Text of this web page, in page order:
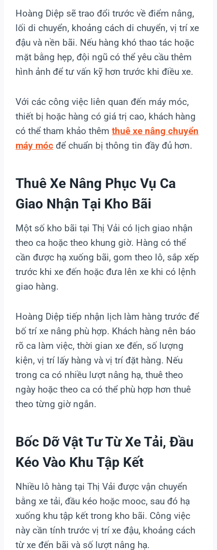
Hoàng Diệp sẽ trao đổi trước về điểm nâng,
lối di chuyển, khoảng cách di chuyển, vị trí xe
đậu và nền bãi. Nếu hàng khó thao tác hoặc
mặt bằng hẹp, đội ngũ có thể yêu cầu thêm
hình ảnh để tư vấn kỹ hơn trước khi điều xe.
Với các công việc liên quan đến máy móc,
thiết bị hoặc hàng có giá trị cao, khách hàng
có thể tham khảo thêm thuê xe nâng chuyển
máy móc để chuẩn bị thông tin đầy đủ hơn.
Thuê Xe Nâng Phục Vụ Ca
Giao Nhận Tại Kho Bãi
Một số kho bãi tại Thị Vải có lịch giao nhận
theo ca hoặc theo khung giờ. Hàng có thể
cần được hạ xuống bãi, gom theo lô, sắp xếp
trước khi xe đến hoặc đưa lên xe khi có lệnh
giao hàng.
Hoàng Diệp tiếp nhận lịch làm hàng trước để
bố trí xe nâng phù hợp. Khách hàng nên báo
rõ ca làm việc, thời gian xe đến, số lượng
kiện, vị trí lấy hàng và vị trí đặt hàng. Nếu
trong ca có nhiều lượt nâng hạ, thuê theo
ngày hoặc theo ca có thể phù hợp hơn thuê
theo từng giờ ngắn.
Bốc Dỡ Vật Tư Từ Xe Tải, Đầu
Kéo Vào Khu Tập Kết
Nhiều lô hàng tại Thị Vải được vận chuyển
bằng xe tải, đầu kéo hoặc mooc, sau đó hạ
xuống khu tập kết trong kho bãi. Công việc
này cần tính trước vị trí xe đậu, khoảng cách
từ xe đến bãi và số lượt nâng hạ.